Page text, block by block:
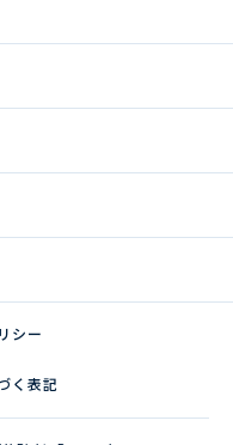
シー
く表記